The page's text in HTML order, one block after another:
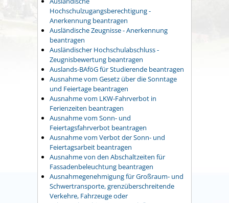
Hochschulzugangsberechtigung -
Anerkennung beantragen
Ausländische Zeugnisse - Anerkennung
beantragen
Ausländischer Hochschulabschluss -
Zeugnisbewertung beantragen
Auslands-BAföG für Studierende beantragen
Ausnahme vom Gesetz über die Sonntage
und Feiertage beantragen
Ausnahme vom LKW-Fahrverbot in
Ferienzeiten beantragen
Ausnahme vom Sonn- und
Feiertagsfahrverbot beantragen
Ausnahme vom Verbot der Sonn- und
Feiertagsarbeit beantragen
Ausnahme von den Abschaltzeiten für
Fassadenbeleuchtung beantragen
Ausnahmegenehmigung für Großraum- und
Schwertransporte, grenzüberschreitende
Verkehre, Fahrzeuge oder